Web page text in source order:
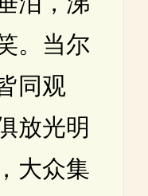
。当尔
同观
放光明
大众集